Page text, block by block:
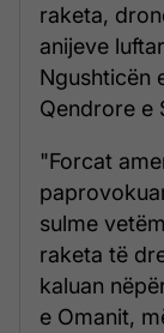
raketa,
anijeve
Ngushticën
Qendrore e
"Forcat
sulme
raketa të
kaluan
e Omanit,